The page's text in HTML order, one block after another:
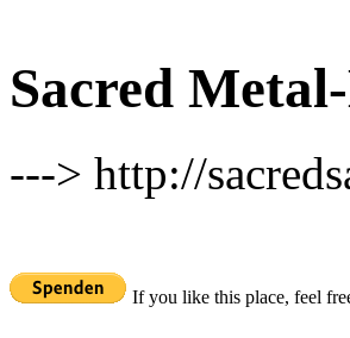
Sacred
---> http://
If you like this place, feel